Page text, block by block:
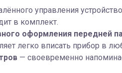
управления
в комплект.
оформления передней
легко вписать прибор в
— своевременно